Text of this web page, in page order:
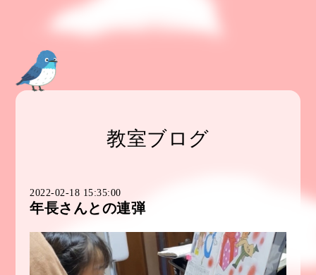
教室ブログ
2022-02-18 15:35:00
年長さんとの連弾